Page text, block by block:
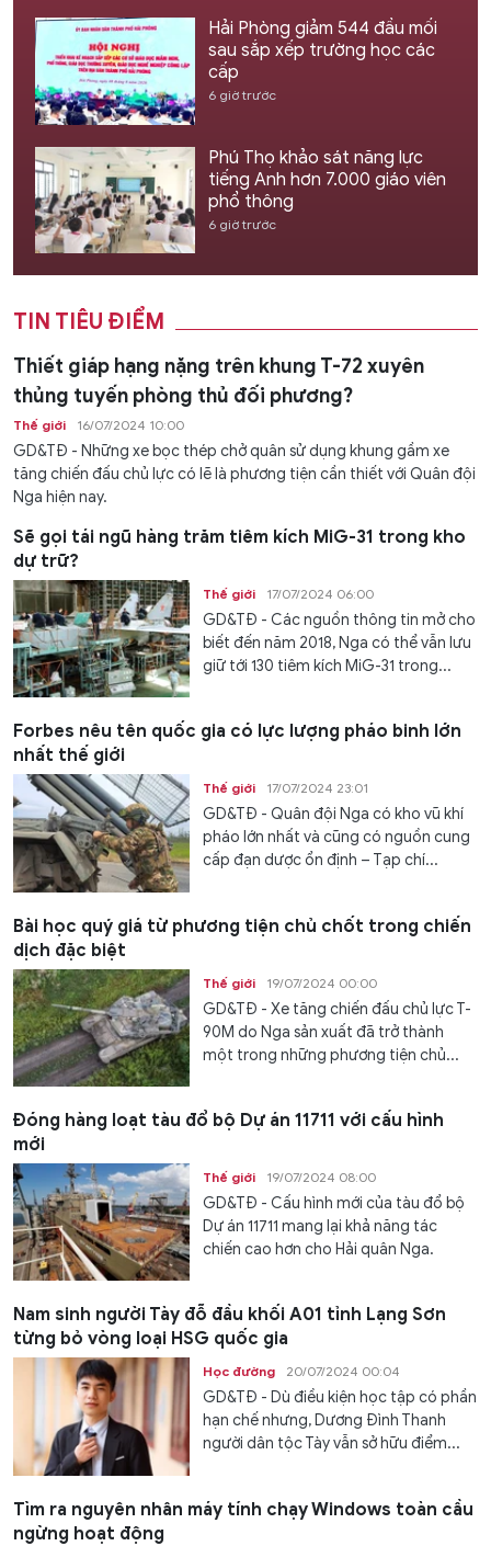
Hải Phòng giảm 544 đầu mối
sau sắp xếp trường học các
cấp
6 giờ trước
Phú Thọ khảo sát năng lực
tiếng Anh hơn 7.000 giáo viên
phổ thông
6 giờ trước
TIN TIÊU ĐIỂM
Thiết giáp hạng nặng trên khung T-72 xuyên
thủng tuyến phòng thủ đối phương?
Thế giới 16/07/2024 10:00
GD&TĐ - Những xe bọc thép chở quân sử dụng khung gầm xe
tăng chiến đấu chủ lực có lẽ là phương tiện cần thiết với Quân đội
Nga hiện nay.
Sẽ gọi tái ngũ hàng trăm tiêm kích MiG-31 trong kho
dự trữ?
Thế giới 17/07/2024 06:00
GD&TĐ - Các nguồn thông tin mở cho
biết đến năm 2018, Nga có thể vẫn lưu
giữ tới 130 tiêm kích MiG-31 trong...
Forbes nêu tên quốc gia có lực lượng pháo binh lớn
nhất thế giới
Thế giới 17/07/2024 23:01
GD&TĐ - Quân đội Nga có kho vũ khí
pháo lớn nhất và cũng có nguồn cung
cấp đạn dược ổn định – Tạp chí...
Bài học quý giá từ phương tiện chủ chốt trong chiến
dịch đặc biệt
Thế giới 19/07/2024 00:00
GD&TĐ - Xe tăng chiến đấu chủ lực T-
90M do Nga sản xuất đã trở thành
một trong những phương tiện chủ...
Đóng hàng loạt tàu đổ bộ Dự án 11711 với cấu hình
mới
Thế giới 19/07/2024 08:00
GD&TĐ - Cấu hình mới của tàu đổ bộ
Dự án 11711 mang lại khả năng tác
chiến cao hơn cho Hải quân Nga.
Nam sinh người Tày đỗ đầu khối A01 tỉnh Lạng Sơn
từng bỏ vòng loại HSG quốc gia
Học đường 20/07/2024 00:04
GD&TĐ - Dù điều kiện học tập có phần
hạn chế nhưng, Dương Đình Thanh
người dân tộc Tày vẫn sở hữu điểm...
Tìm ra nguyên nhân máy tính chạy Windows toàn cầu
ngừng hoạt động